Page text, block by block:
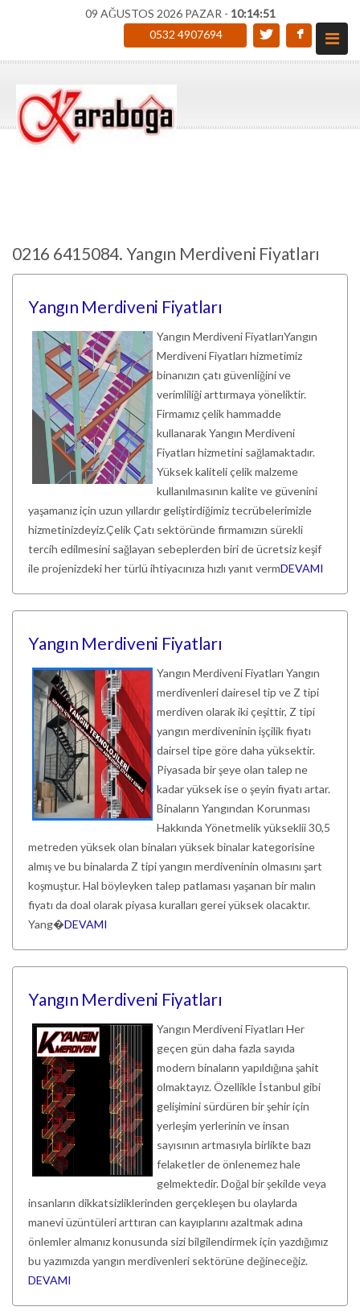
09 AĞUSTOS 2026 PAZAR - 10:14:52
0532 4907694
0216 6415084. Yangın Merdiveni Fiyatları
Yangın Merdiveni Fiyatları
Yangın Merdiveni FiyatlarıYangın
Merdiveni Fiyatları hizmetimiz
binanızın çatı güvenliğini ve
verimliliği arttırmaya yöneliktir.
Firmamız çelik hammadde
kullanarak Yangın Merdiveni
Fiyatları hizmetini sağlamaktadır.
Yüksek kaliteli çelik malzeme
kullanılmasının kalite ve güvenini
yaşamanız için uzun yıllardır geliştirdiğimiz tecrübelerimizle
hizmetinizdeyiz.Çelik Çatı sektöründe firmamızın sürekli
tercih edilmesini sağlayan sebeplerden biri de ücretsiz keşif
ile projenizdeki her türlü ihtiyacınıza hızlı yanıt vermDEVAMI
Yangın Merdiveni Fiyatları
Yangın Merdiveni Fiyatları Yangın
merdivenleri dairesel tip ve Z tipi
merdiven olarak iki çeşittir, Z tipi
yangın merdiveninin işçilik fiyatı
dairsel tipe göre daha yüksektir.
Piyasada bir şeye olan talep ne
kadar yüksek ise o şeyin fiyatı artar.
Binaların Yangından Korunması
Hakkında Yönetmelik yükseklii 30,5
metreden yüksek olan binaları yüksek binalar kategorisine
almış ve bu binalarda Z tipi yangın merdiveninin olmasını şart
koşmuştur. Hal böyleyken talep patlaması yaşanan bir malın
fiyatı da doal olarak piyasa kuralları gerei yüksek olacaktır.
Yang�DEVAMI
Yangın Merdiveni Fiyatları
Yangın Merdiveni Fiyatları Her
geçen gün daha fazla sayıda
modern binaların yapıldığına şahit
olmaktayız. Özellikle İstanbul gibi
gelişimini sürdüren bir şehir için
yerleşim yerlerinin ve insan
sayısının artmasıyla birlikte bazı
felaketler de önlenemez hale
gelmektedir. Doğal bir şekilde veya
insanların dikkatsizliklerinden gerçekleşen bu olaylarda
manevi üzüntüleri arttıran can kayıplarını azaltmak adına
önlemler almanız konusunda sizi bilgilendirmek için yazdığımız
bu yazımızda yangın merdivenleri sektörüne değineceğiz.
DEVAMI